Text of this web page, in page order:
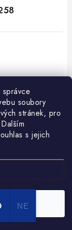
soubory
stránek, pro
s jejich
vyhrazena.
NE